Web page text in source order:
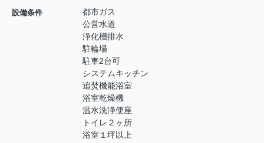
設備条件
都市ガス
公営水道
浄化槽排水
駐輪場
駐車2台可
システムキッチン
追焚機能浴室
浴室乾燥機
温水洗浄便座
トイレ２ヶ所
浴室１坪以上